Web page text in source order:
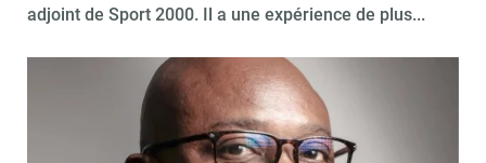
adjoint de Sport 2000. Il a une expérience de plus...